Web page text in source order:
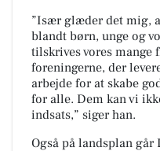
”Især glæder det mig,
blandt børn, unge og
tilskrives vores
foreningerne, der
arbejde for at skabe
for alle. Dem kan vi
indsats,” siger han.
Også på landsplan